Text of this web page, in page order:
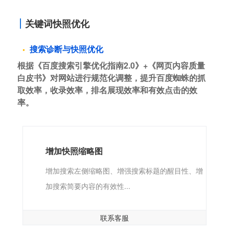
关键词快照优化
搜索诊断与快照优化
根据《百度搜索引擎优化指南2.0》+《网页内容质量
白皮书》对网站进行规范化调整，提升百度蜘蛛的抓
取效率，收录效率，排名展现效率和有效点击的效
率。
增加快照缩略图
增加搜索左侧缩略图、增强搜索标题的醒目性、增
加搜索简要内容的有效性...
联系客服